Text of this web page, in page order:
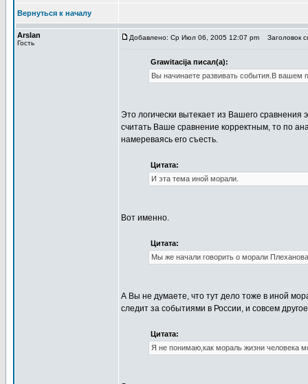
Вернуться к началу
Arslan
Гость
Добавлено: Ср Июл 06, 2005 12:07 pm Заголовок
Grawitacija писал(а):
Вы начинаете развивать события.В вашем
Это логически вытекает из Вашего
считать Ваше сравнение корректным, то по
намереваясь его съесть.
Цитата:
И эта тема иной морали.
Вот именно.
Цитата:
Мы же начали говорить о морали
А Вы не думаете, что тут дело тоже в иной
следит за событиями в России, и совсем
Цитата:
Я не понимаю,как мораль жизни человека